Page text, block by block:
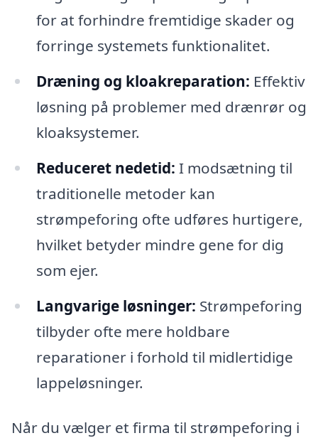
for at forhindre fremtidige skader og
forringe systemets funktionalitet.
Dræning og kloakreparation: Effektiv
løsning på problemer med drænrør og
kloaksystemer.
Reduceret nedetid: I modsætning til
traditionelle metoder kan
strømpeforing ofte udføres hurtigere,
hvilket betyder mindre gene for dig
som ejer.
Langvarige løsninger: Strømpeforing
tilbyder ofte mere holdbare
reparationer i forhold til midlertidige
lappeløsninger.
Når du vælger et firma til strømpeforing i